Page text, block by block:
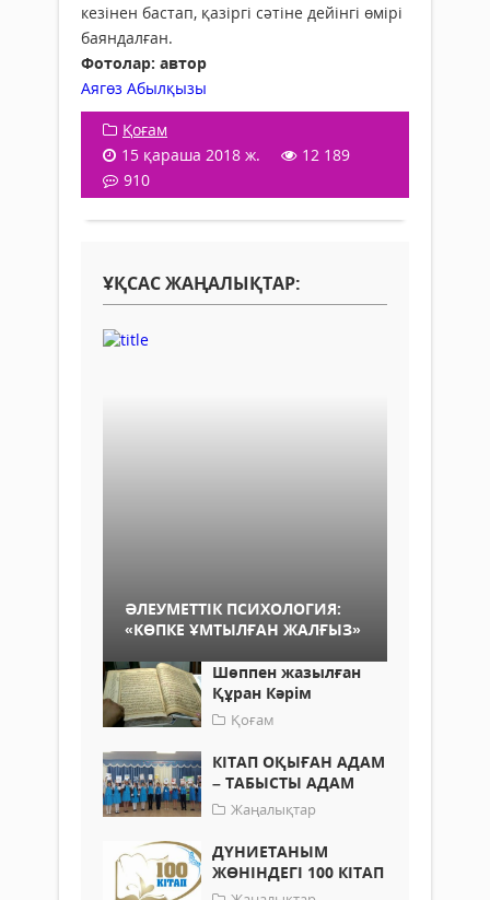
кезінен бастап, қазіргі сәтіне дейінгі өмірі
баяндалған.
Фотолар: автор
Аягөз Абылқызы
Қоғам
15 қараша 2018 ж.
12 189
910
ҰҚСАС ЖАҢАЛЫҚТАР:
ӘЛЕУМЕТТІК ПСИХОЛОГИЯ:
«КӨПКЕ ҰМТЫЛҒАН ЖАЛҒЫЗ»
Шөппен жазылған
Құран Кәрім
Қоғам
КІТАП ОҚЫҒАН АДАМ
– ТАБЫСТЫ АДАМ
Жаңалықтар
ДҮНИЕТАНЫМ
ЖӨНІНДЕГІ 100 КІТАП